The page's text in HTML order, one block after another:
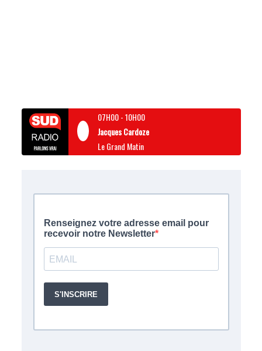
07H00-10H00
Jacques Cardoze
Le Grand Matin